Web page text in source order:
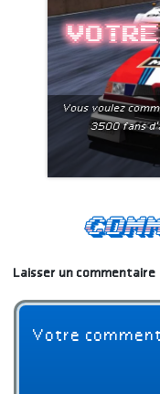
Vous voulez
3500 fans
Laisser un commentaire